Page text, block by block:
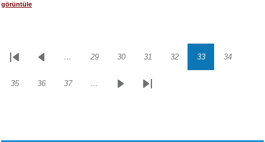
görüntüle
Sayfalama
İlk
Önceki… Sayfa
29 Sayfa
30 Sayfa
31 Sayfa
32 Sayfa
33 Sayfa
34
Sayfa
35 Sayfa
36 Sayfa
37 …
SonrakiSon